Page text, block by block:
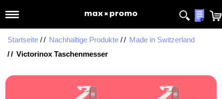
Startseite Nachhaltige Produkte
Made in Switzerland
Victorinox Taschenmesser